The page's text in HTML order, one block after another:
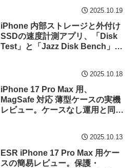
2025.10.19
iPhone 内部ストレージと外付け
SSDの速度計測アプリ、「Disk
Test」と「Jazz Disk Bench」の
2025.10.18
iPhone 17 Pro Max 用、
MagSafe 対応 薄型ケースの実機
レビュー。ケースなし運用と同様
2025.10.13
ESR iPhone 17 Pro Max 用ケー
スの簡易レビュー。保護・